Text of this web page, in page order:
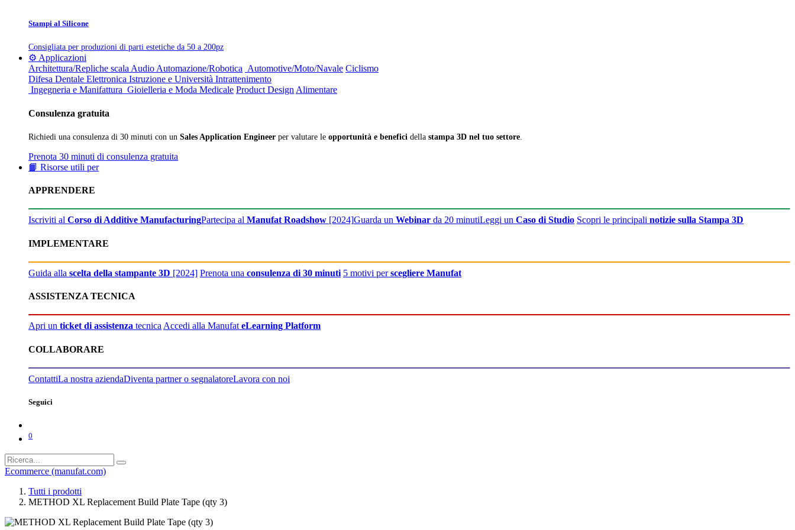
Stampi al Silicone
Consigliata per produzioni di parti estetiche da 50 a 200pz
⚙️ Applicazioni
Architettura/Repliche scala Audio Automazione/Robotica Automotive/Moto/Navale Ciclismo
Difesa Dentale Elettronica Istruzione e Università Intrattenimento
Ingegneria e Manifattura Gioielleria e Moda Medicale Product Design Alimentare
Consulenza gratuita
Richiedi una consulenza di 30 minuti con un Sales Application Engineer per valutare le opportunità e benefici della stampa 3D nel tuo settore
Prenota 30 minuti di consulenza gratuita
📙 Risorse utili per
APPRENDERE
Iscriviti al Corso di Additive ManufacturingPartecipa al Manufat Roadshow [2024]Guarda un Webinar da 20 minutiLeggi un Caso di Studio Scopri le principali notizie sulla Stampa 3D
IMPLEMENTARE
Guida alla scelta della stampante 3D [2024] Prenota una consulenza di 30 minuti 5 motivi perscegliere Manufat
ASSISTENZA TECNICA
Apri un ticket di assistenza tecnicaAccedi alla ManufateLearning Platform
COLLABORARE
ContattiLa nostra aziendaDiventa partner o segnalatoreLavora con noi
Seguici
0
Ecommerce (manufat.com)
Tutti i prodotti
METHOD XL Replacement Build Plate Tape (qty 3)